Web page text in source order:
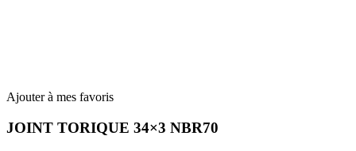
Ajouter à mes favoris
JOINT TORIQUE 34×3 NBR70